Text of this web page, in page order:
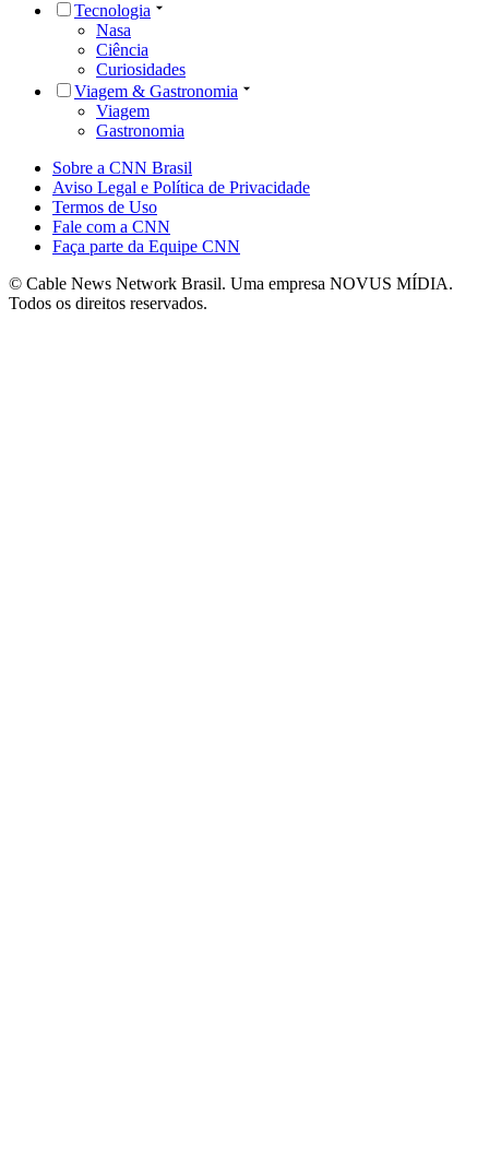
Tecnologia
Nasa
Ciência
Curiosidades
Viagem & Gastronomia
Viagem
Gastronomia
Sobre a CNN Brasil
Aviso Legal e Política de Privacidade
Termos de Uso
Fale com a CNN
Faça parte da Equipe CNN
© Cable News Network Brasil. Uma empresa NOVUS MÍDIA.
Todos os direitos reservados.